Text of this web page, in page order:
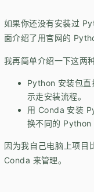
如果你还没有安装过
面介绍了用官网的
我再简单介绍一下这两
Python 安装包直
示走安装流程。
用 Conda 安装
换不同的 Python
因为我自己电脑上项目
Conda 来管理。